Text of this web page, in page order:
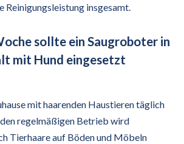
Reinigungsleistung insgesamt.
sollte ein Saugroboter in
mit Hund eingesetzt
mit haarenden Haustieren täglich
regelmäßigen Betrieb wird
Tierhaare auf Böden und Möbeln